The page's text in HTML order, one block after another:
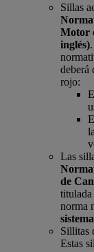
Sillas
Motor
inglés)
deberá
rojo:
Las
de
titulada
norma
Sillitas
Estas